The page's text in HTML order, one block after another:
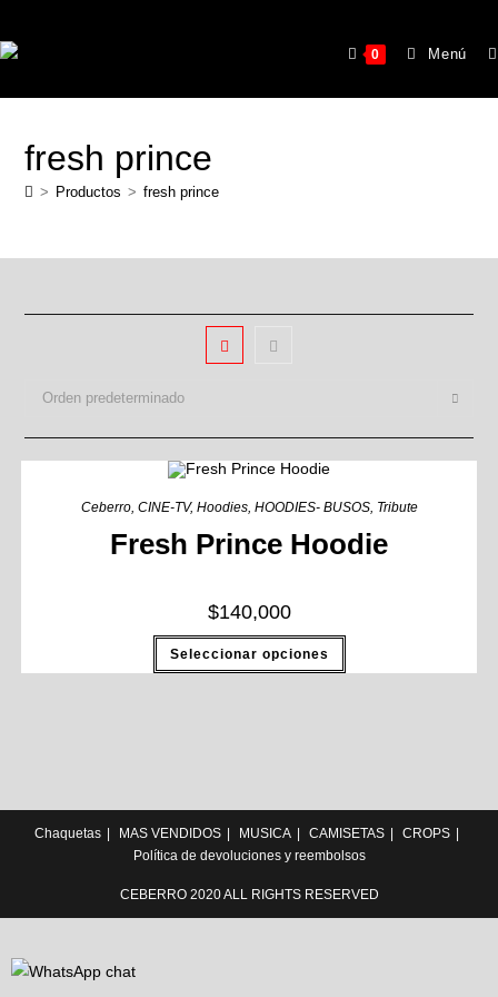
0 Menú
fresh prince
> Productos > fresh prince
Orden predeterminado
Ceberro, CINE-TV, Hoodies, HOODIES- BUSOS, Tribute
Fresh Prince Hoodie
$140,000
Seleccionar opciones
Chaquetas MAS VENDIDOS MUSICA CAMISETAS
CROPS
Política de devoluciones y reembolsos
CEBERRO 2020 ALL RIGHTS RESERVED